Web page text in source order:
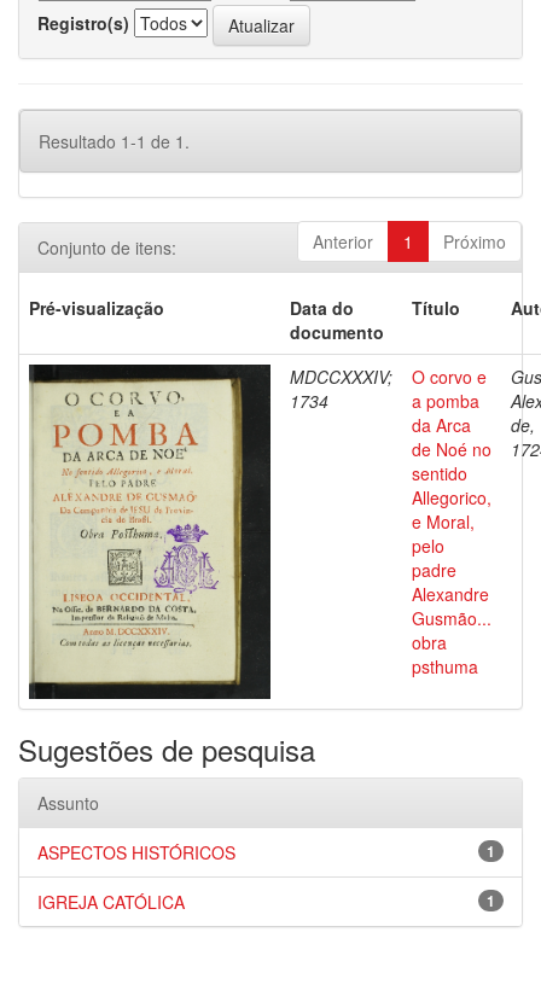
Registro(s)
Resultado 1-1 de 1.
Anterior 1 Próximo
Conjunto de itens:
Pré-visualização
Data do
documento
Título
MDCCXXXIV;
1734
O corvo e
a pomba
da Arca
de Noé no
sentido
Allegorico,
e Moral,
pelo
padre
Alexandre
Gusmão...
obra
psthuma
de,
Sugestões de pesquisa
Assunto
1
ASPECTOS HISTÓRICOS
1
IGREJA CATÓLICA